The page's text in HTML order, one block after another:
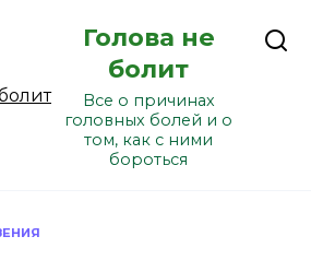
Голова не
болит
Все о причинах
головных болей и о
том, как с ними
бороться